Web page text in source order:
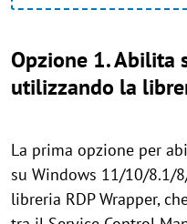
Opzione 1. Abilita
utilizzando la
La prima opzione per
su Windows 11/10/8.1/
libreria RDP Wrapper,